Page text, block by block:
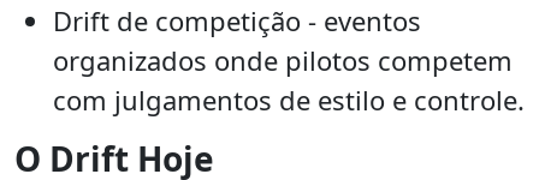
Drift de competição - eventos
organizados onde pilotos competem
com julgamentos de estilo e controle.
O Drift Hoje